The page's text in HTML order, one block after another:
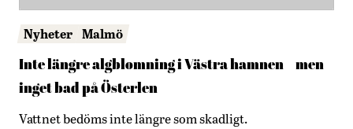
Nyheter Malmö
Inte längre algblomning i Västra hamnen – men
inget bad på Österlen
Vattnet bedöms inte längre som skadligt.